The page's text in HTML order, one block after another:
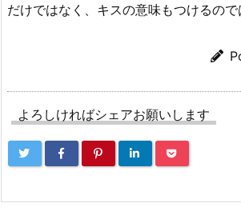
だけではなく、キスの意味もつけるので
よろしければシェアお願いします